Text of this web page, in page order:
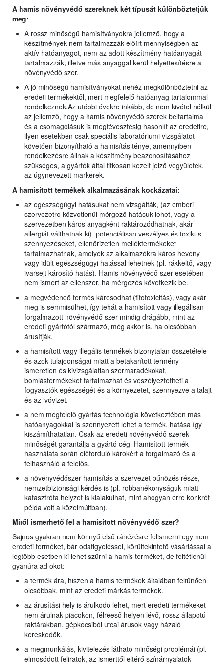
A hamis növényvédő szereknek két típusát különböztetjük
meg:
A rossz minőségű hamisítványokra jellemző, hogy a
készítmények nem tartalmazzák előírt mennyiségben az
aktív hatóanyagot, nem az adott készítmény hatóanyagát
tartalmazzák, illetve más anyaggal kerül helyettesítésre a
növényvédő szer.
A jó minőségű hamisítványokat nehéz megkülönböztetni az
eredeti termékektől, mert megfelelő hatóanyag tartalommal
rendelkeznek.Az utóbbi évekre inkább, de nem kivétel nélkül
az jellemző, hogy a hamis növényvédő szerek beltartalma
és a csomagolásuk is megtévesztésig hasonlít az eredetire,
ilyen esetekben csak speciális laboratóriumi vizsgálatot
követően bizonyítható a hamisítás ténye, amennyiben
rendelkezésre állnak a készítmény beazonosításához
szükséges, a gyártók által titkosan kezelt jelző vegyületek,
az úgynevezett markerek.
A hamisított termékek alkalmazásának kockázatai:
az egészségügyi hatásukat nem vizsgálták, (az emberi
szervezetre közvetlenül mérgező hatásuk lehet, vagy a
szervezetben káros anyagként raktározódhatnak, akár
allergiát válthatnak ki), potenciálisan veszélyes és toxikus
szennyezéseket, ellenőrizetlen melléktermékeket
tartalmazhatnak, amelyek az alkalmazókra káros heveny
vagy idült egészségügyi hatással lehetnek (pl. rákkeltő, vagy
ivarsejt károsító hatás). Hamis növényvédő szer esetében
nem ismert az ellenszer, ha mérgezés következik be.
a megvédendő termés károsodhat (fitotoxicitás), vagy akár
meg is semmisülhet, így tehát a hamisított vagy illegálisan
forgalmazott növényvédő szer mindig drágább, mint az
eredeti gyártótól származó, még akkor is, ha olcsóbban
árusítják.
a hamisított vagy illegális termékek bizonytalan összetétele
és azok tulajdonságai miatt a betakarított termény
ismeretlen és kivizsgálatlan szermaradékokat,
bomlástermékeket tartalmazhat és veszélyeztetheti a
fogyasztók egészségét és a környezetet, szennyezve a talajt
és az ivóvizet.
a nem megfelelő gyártás technológia következtében más
hatóanyagokkal is szennyezett lehet a termék, hatása így
kiszámíthatatlan. Csak az eredeti növényvédő szerek
minőségét garantálja a gyártó cég. Hamisított termék
használata során előforduló károkért a forgalmazó és a
felhasználó a felelős.
a növényvédőszer-hamisítás a szervezet bűnözés része,
nemzetbiztonsági kérdés is (pl. robbanékonyságuk miatt
katasztrófa helyzet is kialakulhat, mint ahogyan erre konkrét
példa volt a közelmúltban).
Miről ismerhető fel a hamisított növényvédő szer?
Sajnos gyakran nem könnyű első ránézésre felismerni egy nem
eredeti terméket, bár odafigyeléssel, körültekintető vásárlással a
legtöbb esetben ki lehet szűrni a hamis terméket, de feltétlenül
gyanúra ad okot:
a termék ára, hiszen a hamis termékek általában feltűnően
olcsóbbak, mint az eredeti márkás termékek.
az árusítási hely is árulkodó lehet, mert eredeti termékeket
nem árulnak piacokon, félreeső helyen lévő, rossz állapotú
raktárakban, gépkocsiból utcai árusok vagy házaló
kereskedők.
a megmunkálás, kivitelezés látható minőségi problémái (pl.
elmosódott feliratok, az ismerttől eltérő színárnyalatok